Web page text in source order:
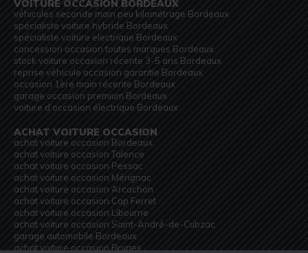
VOITURE OCCASION BORDEAUX
véhicules seconde main peu kilométrage Bordeaux
spécialiste voiture hybride Bordeaux
spécialiste voiture electrique Bordeaux
concession occasion toutes marques Bordeaux
stock voiture occasion récente 3-5 ans Bordeaux
reprise véhicule occasion garantie Bordeaux
occasion 1ère main récente Bordeaux
garage occasion premium Bordeaux
voiture d’occasion électrique Bordeaux
ACHAT VOITURE OCCASION
achat voiture occasion Bordeaux
achat voiture occasion Talence
achat voiture occasion Pessac
achat voiture occasion Mérignac
achat voiture occasion Arcachon
achat voiture occasion Cap Ferret
achat voiture occasion Libourne
achat voiture occasion Saint-André-de-Cubzac
garage automobile Bordeaux
achat voiture occasion Bruges